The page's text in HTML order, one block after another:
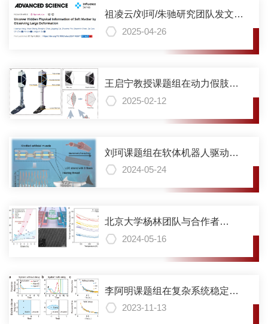
祖凌云/刘珂/朱驰研究团队发文揭
示基于影像推测物质物理性质
2025-04-26
王启宁教授课题组在动力假肢领
域取得重要进展，首创仿生折纸
2025-02-12
刘珂课题组在软体机器人驱动器
设计与开发上取得系列进展
2024-05-24
北京大学杨林团队与合作者
《Nature》发文：首次揭示非均
2024-05-16
李阿明课题组在复杂系统稳定性
与反应性方面取得重要进展
2023-11-13